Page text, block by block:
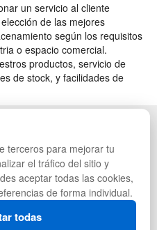
un servicio al cliente
de las mejores
según los requisitos
o espacio comercial.
productos, servicio de
de stock, y facilidades de
PALETS DE PLÁSTICO
MANUTENCIÓN
GESTIÓN DE RESIDUOS
PALETS
CONTENEDORES DE PLÁSTICO
LIQUIDACIÓN Y SOBRANTES
terceros para mejorar tu
el tráfico del sitio y
aceptar todas las cookies,
de forma individual.
todas